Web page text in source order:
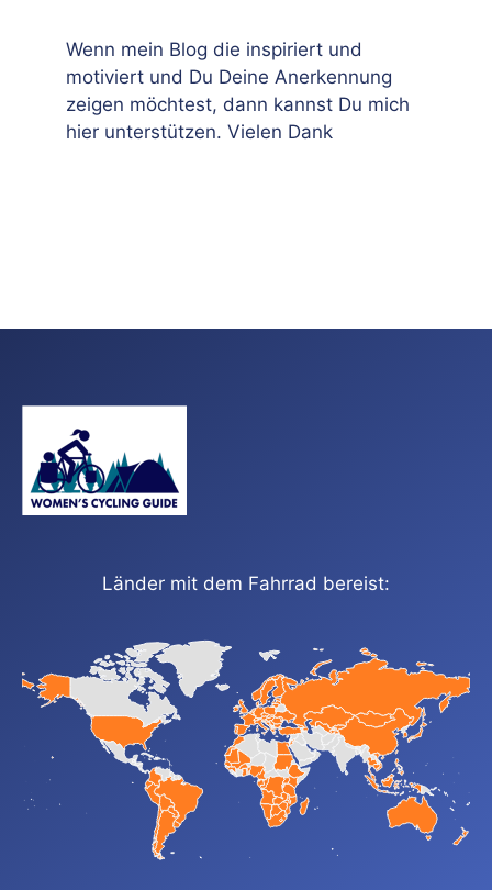
Wenn mein Blog die inspiriert und
motiviert und Du Deine Anerkennung
zeigen möchtest, dann kannst Du mich
hier unterstützen. Vielen Dank
Länder mit dem Fahrrad bereist: